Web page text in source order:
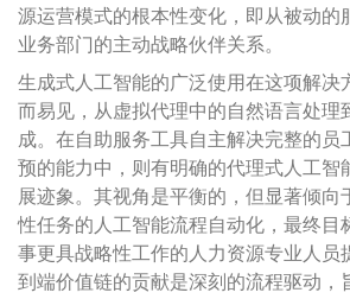
源运营模式的根本性变化，即从被动的
业务部门的主动战略伙伴关系。
生成式人工智能的广泛使用在这项解决
而易见，从虚拟代理中的自然语言处理
成。在自助服务工具自主解决完整的员
预的能力中，则有明确的代理式人工智
展迹象。其视角是平衡的，但显著倾向
性任务的人工智能流程自动化，最终目
事更具战略性工作的人力资源专业人员
到端价值链的贡献是深刻的流程驱动，